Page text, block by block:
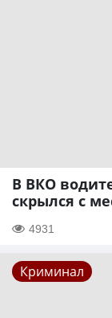
В ВКО
скрылся с
4931
Криминал